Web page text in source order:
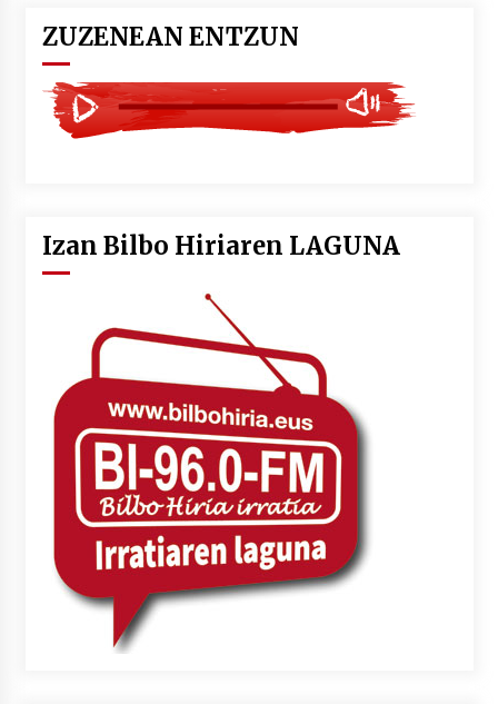
ZUZENEAN ENTZUN
Izan Bilbo Hiriaren LAGUNA